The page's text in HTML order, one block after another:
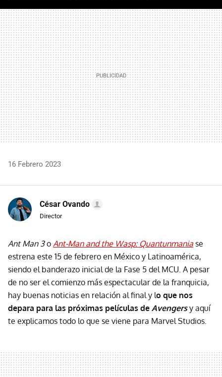
MAIL
16 Febrero 2023
César Ovando
Director
Ant Man 3o Ant-Man and the Wasp: Quantunmania se
estrena este 15 de febrero en México y Latinoamérica,
siendo el banderazo inicial de la Fase 5 del MCU. A pesar
de no ser el comienzo más espectacular de la franquicia,
hay buenas noticias en relación al final y lo que nos
depara para las próximas películas de Avengers y aquí
te explicamos todo lo que se viene para Marvel Studios.